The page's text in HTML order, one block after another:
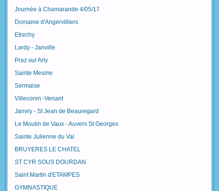
Journée à Chamarande 4/05/17
Domaine d'Angervilliers
Etrechy
Lardy - Janville
Praz sur Arly
Sainte Mesme
Sermaise
Villeconin -Venant
Janvry - St Jean de Beauregard
Le Moulin de Vaux - Auvers St Georges
Sainte Julienne du Val
BRUYERES LE CHATEL
ST CYR SOUS DOURDAN
Saint Martin d'ETAMPES
GYMNASTIQUE